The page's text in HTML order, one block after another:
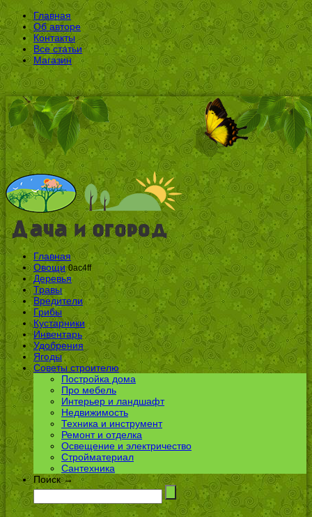
Главная
Об авторе
Контакты
Все статьи
Магазин
Главная
Овощи 0ac4ff
Деревья
Травы
Вредители
Грибы
Кустарники
Инвентарь
Удобрения
Ягоды
Советы строителю
Постройка дома
Про мебель
Интерьер и ландшафт
Недвижимость
Техника и инструмент
Ремонт и отделка
Освещение и электричество
Стройматериал
Сантехника
Поиск →